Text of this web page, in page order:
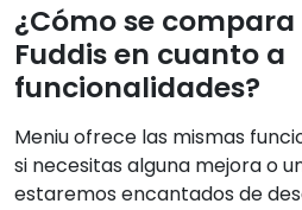
¿Cómo se
Fuddis en cuanto a
funcionalidades?
Meniu ofrece las mismas
si necesitas alguna mejora o
estaremos encantados de